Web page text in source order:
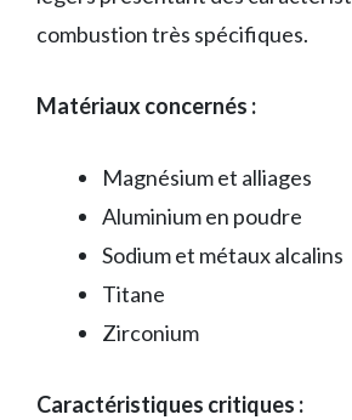
combustion très spécifiques.
Matériaux concernés :
Magnésium et alliages
Aluminium en poudre
Sodium et métaux alcalins
Titane
Zirconium
Caractéristiques critiques :